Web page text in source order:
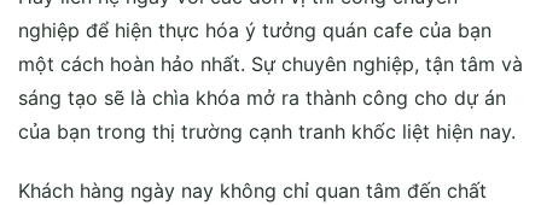
nghiệp để hiện thực hóa ý tưởng quán cafe của bạn
một cách hoàn hảo nhất. Sự chuyên nghiệp, tận tâm và
sáng tạo sẽ là chìa khóa mở ra thành công cho dự án
của bạn trong thị trường cạnh tranh khốc liệt hiện nay.
Khách hàng ngày nay không chỉ quan tâm đến chất